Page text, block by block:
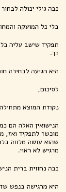
ככה גילי יכולה
בלי כל המועקה
תפקיד שישב עליה
כך.
היא הגיעה לבחירה
לסיכום,
נקודת המוצא
הנישואין האלה הם
מוכשר לתפקיד ואז,
שהוא עושה מלווה
מרגיש לא ראוי.
ככה נחווית ברית
היא מרגישה בנפש